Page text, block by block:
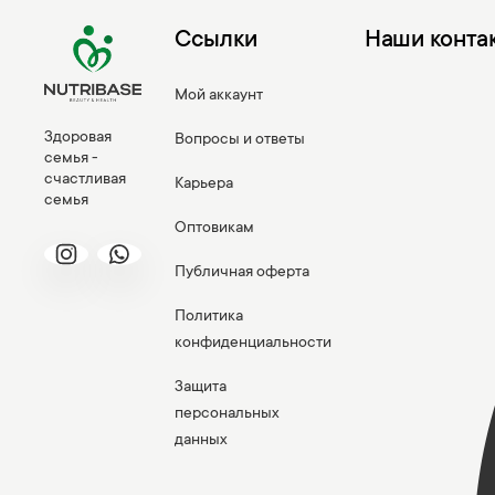
Здоровая
семья -
счастливая
семья
Ссылки
Мой аккаунт
Вопросы и ответы
Карьера
Оптовикам
Публичная оферта
Политика
конфиденциальности
Защита
персональных
данных
Наши